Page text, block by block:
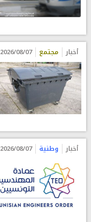
أخبار مجتمع 2026/08/07 14:20
أخبار وطنية 2026/08/07 13:58